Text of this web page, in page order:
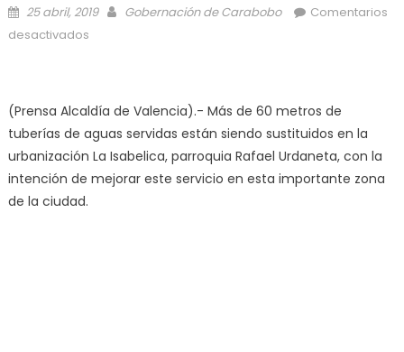
Posted on
25 abril, 2019 Author
Gobernación de Carabobo
Comentarios
desactivados
(Prensa Alcaldía de Valencia).- Más de 60 metros de
tuberías de aguas servidas están siendo sustituidos en la
urbanización La Isabelica, parroquia Rafael Urdaneta, con la
intención de mejorar este servicio en esta importante zona
de la ciudad.